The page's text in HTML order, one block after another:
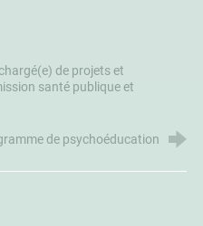
de projets et
santé publique et
de psychoéducation